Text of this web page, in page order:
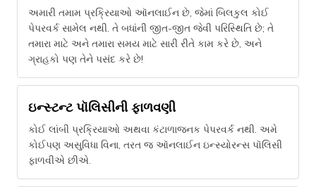
અમારી તમામ પ્રક્રિયાઓ ઑનલાઈન છે, જેમાં બિલકુલ કોઈ
પેપરવર્ક સામેલ નથી. તે બધાંની જીત-જીત જેવી પરિસ્થિતિ છે; તે
તમારા માટે અને તમારા સમય માટે સારી રીતે કામ કરે છે, અને
ગ્રાહકો પણ તેને પસંદ કરે છે!
ઇન્સ્ટન્ટ પૉલિસીની ફાળવણી
કોઈ લાંબી પ્રક્રિયાઓ અથવા કંટાળાજનક પેપરવર્ક નથી. અમે
કોઈપણ અસુવિધા વિના, તરત જ ઑનલાઈન ઇન્સ્યોરન્સ પૉલિસી
ફાળવીએ છીએ.